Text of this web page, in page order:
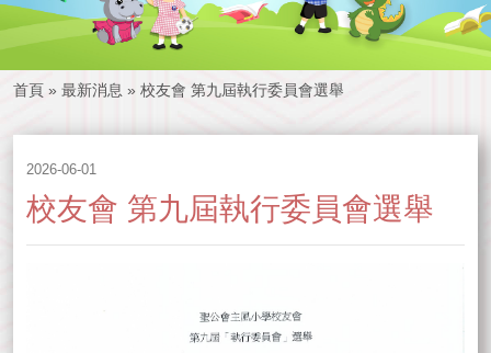
首頁 » 最新消息 » 校友會 第九屆執行委員會選舉
2026-06-01
校友會 第九屆執行委員會選舉